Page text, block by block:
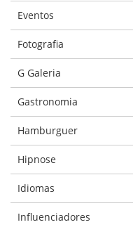
Eventos
Fotografia
G Galeria
Gastronomia
Hamburguer
Hipnose
Idiomas
Influenciadores